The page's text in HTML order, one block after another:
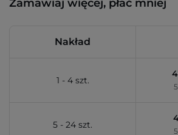
Zamawiaj więcej, płać mniej
Nakład
1 - 4 szt.
5 - 24 szt.